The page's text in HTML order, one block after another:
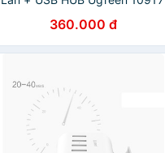
360.000 đ